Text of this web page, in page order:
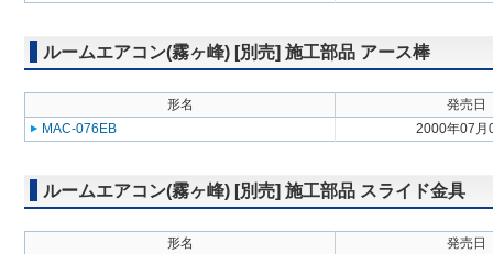
ルームエアコン(霧ヶ峰) [別売] 施工部品 アース棒
形名
発売日
MAC-076EB
2000年07月
ルームエアコン(霧ヶ峰) [別売] 施工部品 スライド金具
形名
発売日